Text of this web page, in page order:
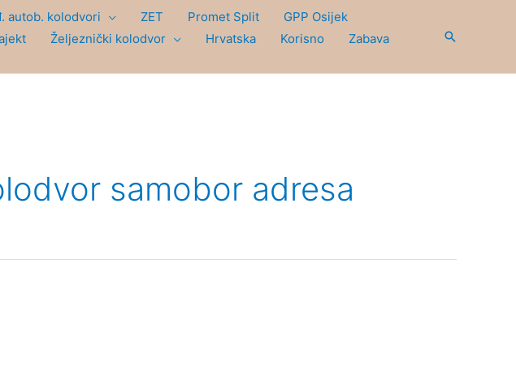
autob. kolodvori ZET Promet Split
GPP Osijek
Željeznički kolodvor Hrvatska Korisno
Zabava
Search
samobor adresa